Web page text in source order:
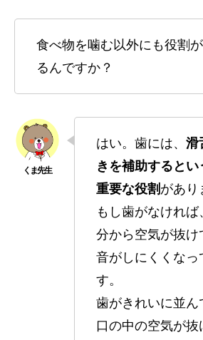
食べ物を噛む以外にも役割
るんですか？
はい。歯には、 滑
きを補助すると
重要な役割 があり
もし歯がなけれ
分から空気が抜け
音がしにくくなっ
す。
歯がきれいに並ん
口の中の空気が抜